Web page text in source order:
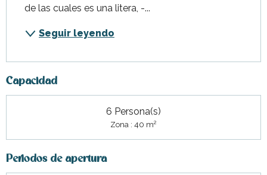
de las cuales es una litera, -...
Seguir leyendo
Capacidad
6 Persona(s)
Zona : 40 m2
Periodos de apertura